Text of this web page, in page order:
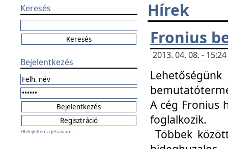
Keresés
Bejelentkezés
Elfelejtettem a jelszavam...
Hírek
Fronius
2013. 04. 08. -
A cég Fronius
foglalkozik.
Többek